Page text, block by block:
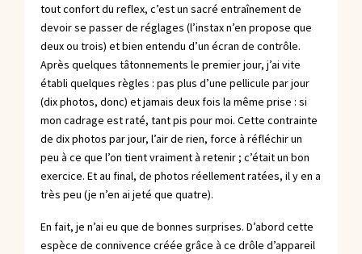
tout confort du reflex, c’est un sacré entraînement de
devoir se passer de réglages (l’instax n’en propose que
deux ou trois) et bien entendu d’un écran de contrôle.
Après quelques tâtonnements le premier jour, j’ai vite
établi quelques règles : pas plus d’une pellicule par jour
(dix photos, donc) et jamais deux fois la même prise : si
mon cadrage est raté, tant pis pour moi. Cette contrainte
de dix photos par jour, l’air de rien, force à réfléchir un
peu à ce que l’on tient vraiment à retenir ; c’était un bon
exercice. Et au final, de photos réellement ratées, il y en a
très peu (je n’en ai jeté que quatre).
En fait, je n’ai eu que de bonnes surprises. D’abord cette
espèce de connivence créée grâce à ce drôle d’appareil